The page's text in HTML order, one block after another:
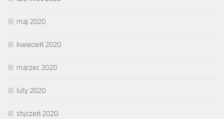
maj 2020
kwiecień 2020
marzec 2020
luty 2020
styczeń 2020